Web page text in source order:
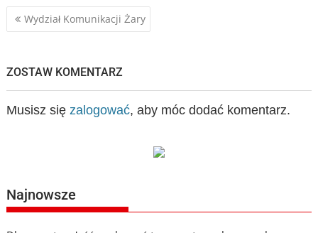
Nawigacja
Wydział Komunikacji Żary
ZOSTAW KOMENTARZ
Musisz się zalogować, aby móc dodać komentarz.
Najnowsze